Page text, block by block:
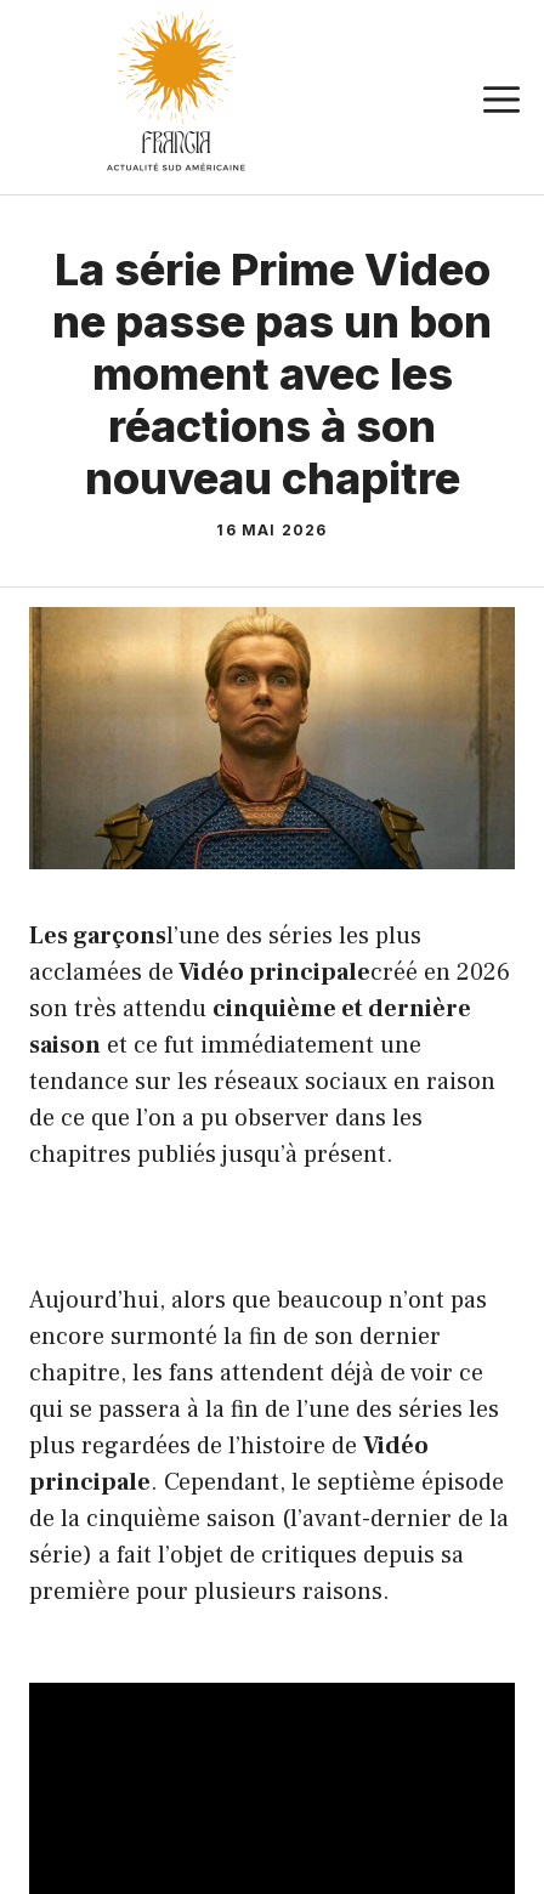
La série Prime Video
ne passe pas un bon
moment avec les
réactions à son
nouveau chapitre
16 MAI 2026
Les garçonsl’une des séries les plus
acclamées deVidéo principalecréé en 2026
son très attendu cinquième et dernière
saison et ce fut immédiatement une
tendance sur les réseaux sociaux en raison
de ce que l’on a pu observer dans les
chapitres publiés jusqu’à présent.
Aujourd’hui, alors que beaucoup n’ont pas
encore surmonté la fin de son dernier
chapitre, les fans attendent déjà de voir ce
qui se passera à la fin de l’une des séries les
plus regardées de l’histoire de Vidéo
principale. Cependant, le septième épisode
de la cinquième saison (l’avant-dernier de la
série) a fait l’objet de critiques depuis sa
première pour plusieurs raisons.